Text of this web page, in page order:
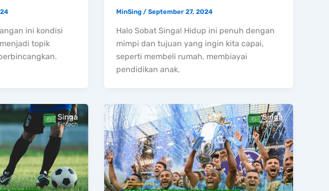
ini kondisi
topik
MinSing/September 27, 2024
Halo Sobat Singa! Hidup ini penuh dengan
mimpi dan tujuan yang ingin kita capai,
seperti membeli rumah, membiayai
pendidikan anak,